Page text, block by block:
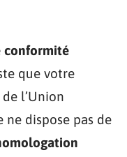
conformité
que votre
l’Union
ne dispose pas de